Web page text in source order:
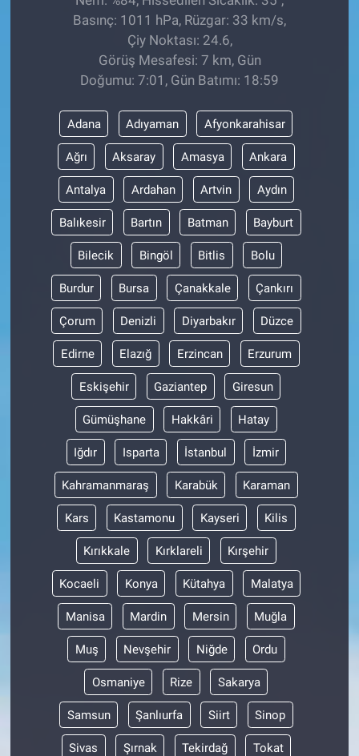
Basınç: 1011 hPa, Rüzgar: 33 km/s,
Çiy Noktası: 24.6,
Görüş Mesafesi: 7 km, Gün
Doğumu: 7:01, Gün Batımı: 18:59
Adana Adıyaman Afyonkarahisar
Ağrı Aksaray Amasya Ankara
Antalya Ardahan Artvin Aydın
Balıkesir Bartın Batman Bayburt
Bilecik Bingöl Bitlis Bolu
Burdur Bursa Çanakkale Çankırı
Çorum Denizli Diyarbakır Düzce
Edirne Elazığ Erzincan Erzurum
Eskişehir Gaziantep Giresun
Gümüşhane Hakkâri Hatay
Iğdır Isparta İstanbul İzmir
Kahramanmaraş Karabük Karaman
Kars Kastamonu Kayseri Kilis
Kırıkkale Kırklareli Kırşehir
Kocaeli Konya Kütahya Malatya
Manisa Mardin Mersin Muğla
Muş Nevşehir Niğde Ordu
Osmaniye Rize Sakarya
Samsun Şanlıurfa Siirt Sinop
Sivas Şırnak Tekirdağ Tokat